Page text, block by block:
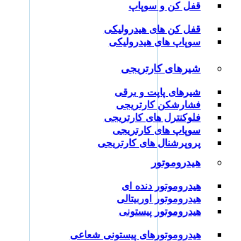
قفل کن و سوپاپ
قفل کن های هیدرولیکی
سوپاپ های هیدرولیکی
شیرهای کارتریجی
شیرهای پاپت و برقی
فشارشکن کارتریجی
فلوکنترل های کارتریجی
سوپاپ های کارتریجی
پروپرشنال های کارتریجی
هیدروموتور
هیدروموتور دنده ای
هیدروموتور اوربیتالی
هیدروموتور پیستونی
هیدروموتورهای پیستونی شعاعی